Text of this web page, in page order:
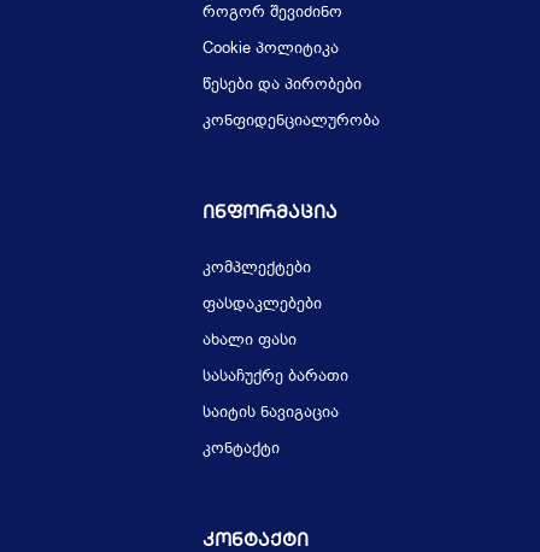
როგორ შევიძინო
Cookie პოლიტიკა
წესები და პირობები
კონფიდენციალურობა
Ინფორმაცია
კომპლექტები
ფასდაკლებები
ახალი ფასი
სასაჩუქრე ბარათი
საიტის ნავიგაცია
კონტაქტი
Კონტაქტი